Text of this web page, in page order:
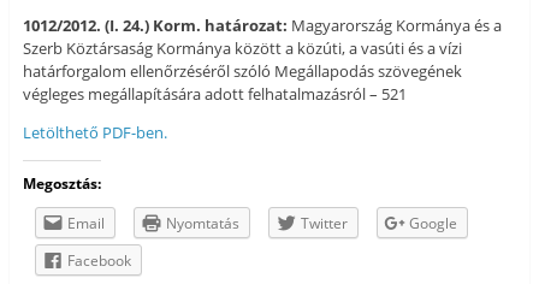
1012/2012. (I. 24.) Korm. határozat: Magyarország Kormánya és a
Szerb Köztársaság Kormánya között a közúti, a vasúti és a vízi
határforgalom ellenőrzéséről szóló Megállapodás szövegének
végleges megállapítására adott felhatalmazásról – 521
Letölthető PDF-ben.
Megosztás:
Email
Nyomtatás Twitter
Google
Facebook